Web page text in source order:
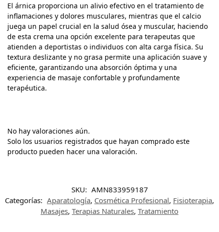
El árnica proporciona un alivio efectivo en el tratamiento de
inflamaciones y dolores musculares, mientras que el calcio
juega un papel crucial en la salud ósea y muscular, haciendo
de esta crema una opción excelente para terapeutas que
atienden a deportistas o individuos con alta carga física. Su
textura deslizante y no grasa permite una aplicación suave y
eficiente, garantizando una absorción óptima y una
experiencia de masaje confortable y profundamente
terapéutica.
No hay valoraciones aún.
Solo los usuarios registrados que hayan comprado este
producto pueden hacer una valoración.
SKU: AMN833959187
Categorías: Aparatología, Cosmética Profesional, Fisioterapia,
Masajes, Terapias Naturales, Tratamiento